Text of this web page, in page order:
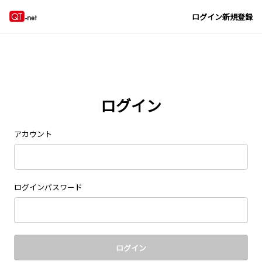
ログイン新規登録
ログイン
アカウント
ログインパスワード
ログイン